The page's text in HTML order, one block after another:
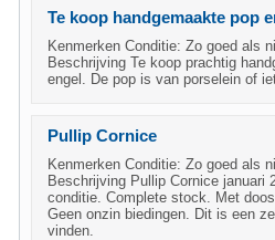
Te koop handgemaakte pop
Kenmerken Conditie: Zo goed als
Beschrijving Te koop prachtig
engel. De pop is van porselein of
Pullip Cornice
Kenmerken Conditie: Zo goed als
Beschrijving Pullip Cornice januari
conditie. Complete stock. Met
Geen onzin biedingen. Dit is een
vinden.